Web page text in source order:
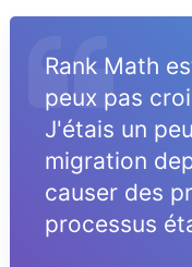
Rank Math
peux pas
J'étais un
migration
causer des
processus